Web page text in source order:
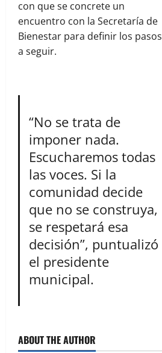
con que se concrete un
encuentro con la Secretaría de
Bienestar para definir los pasos
a seguir.
“No se trata de
imponer nada.
Escucharemos todas
las voces. Si la
comunidad decide
que no se construya,
se respetará esa
decisión”, puntualizó
el presidente
municipal.
ABOUT THE AUTHOR